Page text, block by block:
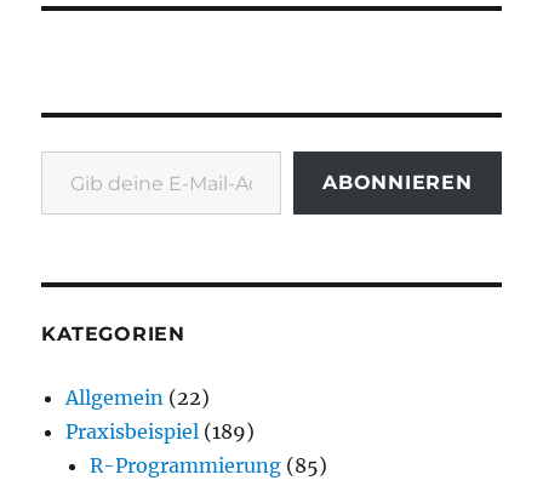
Gib deine E-Mail-Adresse ein ...
ABONNIEREN
KATEGORIEN
Allgemein (22)
Praxisbeispiel (189)
R-Programmierung (85)